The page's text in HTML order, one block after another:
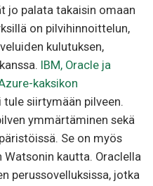
jo palata takaisin omaan
on pilvihinnoittelun,
kulutuksen,
IBM, Oracle ja
kaksikon
siirtymään pilveen.
ymmärtäminen sekä
Se on myös
kautta. Oraclella
perussovelluksissa, jotka